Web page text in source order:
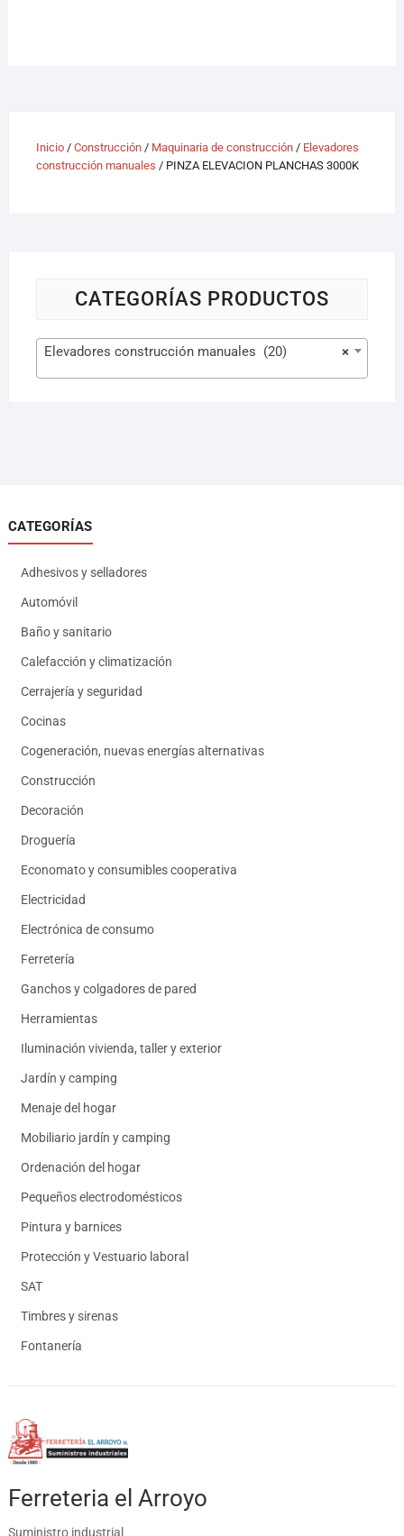
Inicio/ Construcción/ Maquinaria de construcción/ Elevadores
construcción manuales / PINZA ELEVACION PLANCHAS 3000K
CATEGORÍAS PRODUCTOS
×
Elevadores construcción manuales (20)
CATEGORÍAS
Adhesivos y selladores
Automóvil
Baño y sanitario
Calefacción y climatización
Cerrajería y seguridad
Cocinas
Cogeneración, nuevas energías alternativas
Construcción
Decoración
Droguería
Economato y consumibles cooperativa
Electricidad
Electrónica de consumo
Ferretería
Ganchos y colgadores de pared
Herramientas
Iluminación vivienda, taller y exterior
Jardín y camping
Menaje del hogar
Mobiliario jardín y camping
Ordenación del hogar
Pequeños electrodomésticos
Pintura y barnices
Protección y Vestuario laboral
SAT
Timbres y sirenas
Fontanería
Ferreteria el Arroyo
Suministro industrial